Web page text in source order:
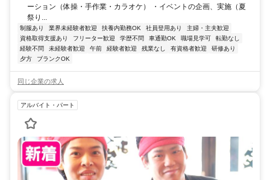
ーション（体操・手作業・カラオケ） ・イベントの企画、実施（夏
祭り...
制服あり 業界未経験者歓迎 扶養内勤務OK 社員登用あり
主婦・主夫歓迎
資格取得支援あり
フリーター歓迎 学歴不問 車通勤OK 職場見学可
転勤なし
経験不問
未経験者歓迎 午前 経験者歓迎 残業なし 有資格者歓迎
研修あり
夕方
ブランクOK
同じ企業の求人
アルバイト・パート